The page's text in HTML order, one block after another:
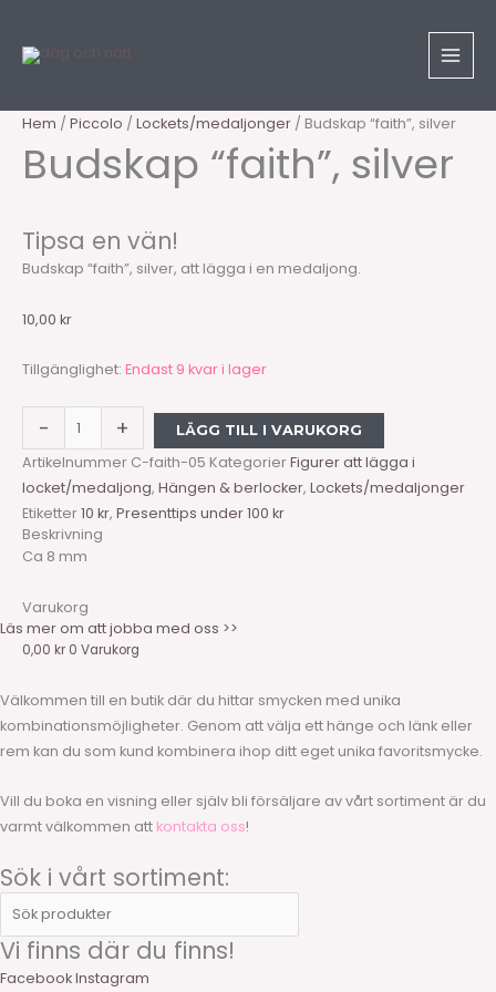
innehåll
Hem / Piccolo / Lockets/medaljonger / Budskap “faith”, silver
Budskap “faith”, silver
Tipsa en vän!
Budskap “faith”, silver, att lägga i en medaljong.
10,00 kr
Tillgänglighet: Endast 9 kvar i lager
-
silver
+ LÄGG TILL I VARUKORG
Artikelnummer C-faith-05 KategorierFigurer att lägga i
locket/medaljong, Hängen & berlocker, Lockets/medaljonger
Etiketter10 kr, Presenttips under 100 kr
Beskrivning
Ca 8 mm
Varukorg
Läs mer om att jobba med oss >>
0,00 kr 0 Varukorg
Välkommen till en butik där du hittar smycken med unika
kombinationsmöjligheter. Genom att välja ett hänge och länk eller
rem kan du som kund kombinera ihop ditt eget unika favoritsmycke.
Vill du boka en visning eller själv bli försäljare av vårt sortiment är du
varmt välkommen att kontakta oss!
Sök i vårt sortiment:
Vi finns där du finns!
FacebookInstagram